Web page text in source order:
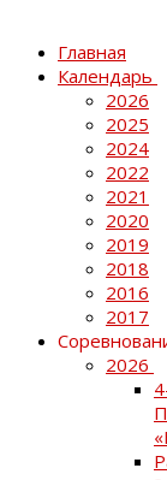
Главная
Календарь
2026
2025
2024
2022
2021
2020
2019
2018
2016
2017
2026